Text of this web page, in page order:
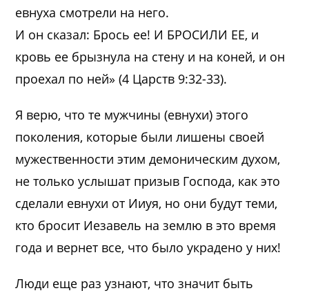
евнуха смотрели на него.
И он сказал: Брось ее! И БРОСИЛИ ЕЕ, и
кровь ее брызнула на стену и на коней, и он
проехал по ней» (4 Царств 9:32-33).
Я верю, что те мужчины (евнухи) этого
поколения, которые были лишены своей
мужественности этим демоническим духом,
не только услышат призыв Господа, как это
сделали евнухи от Ииуя, но они будут теми,
кто бросит Иезавель на землю в это время
года и вернет все, что было украдено у них!
Люди еще раз узнают, что значит быть